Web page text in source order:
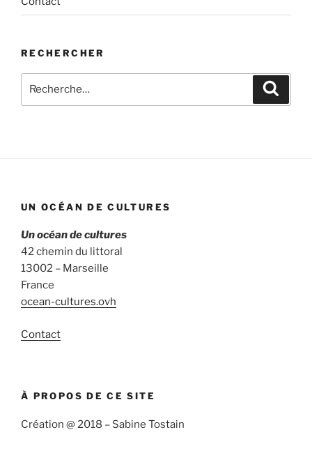
RECHERCHER
pour
UN OCÉAN DE CULTURES
Un océan de cultures
42 chemin du littoral
13002 – Marseille
France
ocean-cultures.ovh
Contact
À PROPOS DE CE SITE
Création @ 2018 – Sabine Tostain